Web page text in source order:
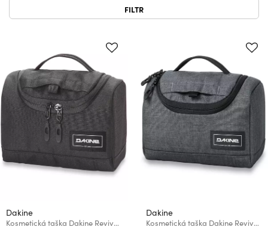
FILTR
Dakine
Kosmetická taška Dakine Revival Kit M Black
Dakine
Kosmetická taška Dakine Revival Kit M Carbon